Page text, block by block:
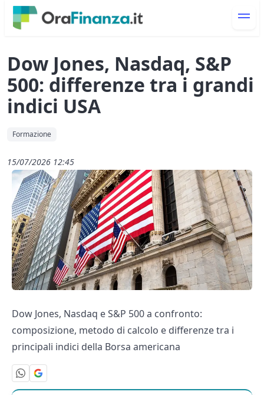
Dow Jones, Nasdaq, S&P
500: differenze tra i grandi
indici USA
Formazione
15/07/2026 12:45
Dow Jones, Nasdaq e S&P 500 a confronto:
composizione, metodo di calcolo e differenze tra i
principali indici della Borsa americana